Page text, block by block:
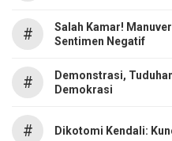
#
Salah Kamar!
Sentimen Negatif
#
Demonstrasi,
Demokrasi
# Dikotomi Kendali: